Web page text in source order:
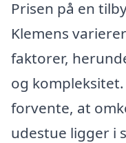
Prisen på en
Klemens
faktorer,
og
forvente, at
udestue ligger i